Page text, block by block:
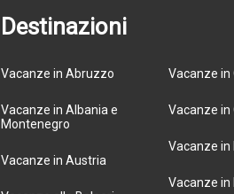
Destinazioni
Vacanze in Abruzzo
Vacanze in Albania e
Montenegro
Vacanze in Austria
Vacanze in
Vacanze in
Vacanze in
Vacanze in